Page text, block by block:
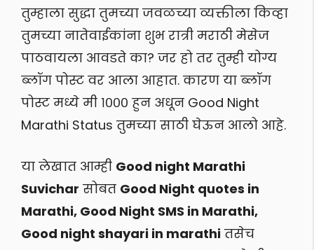
तुम्हाला सुद्धा तुमच्या जवळच्या व्यक्तीला किव्हा
तुमच्या नातेवाईकांना शुभ रात्री मराठी मेसेज
पाठवायला आवडते का? जर हो तर तुम्ही योग्य
ब्लॉग पोस्ट वर आला आहात. कारण या ब्लॉग
पोस्ट मध्ये मी १००० हुन अधून Good Night
Marathi Status तुमच्या साठी घेऊन आलो आहे.
या लेखात आम्ही Good night Marathi
Suvichar सोबत Good Night quotes in
Marathi, Good Night SMS in Marathi,
Good night shayari in marathi तसेच